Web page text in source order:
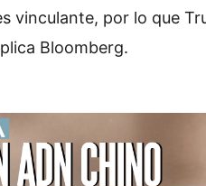
vinculante, por lo que
Bloomberg.